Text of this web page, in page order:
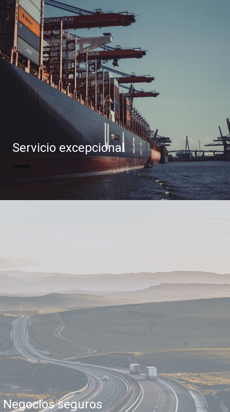
Servicio excepcional
Negocios seguros